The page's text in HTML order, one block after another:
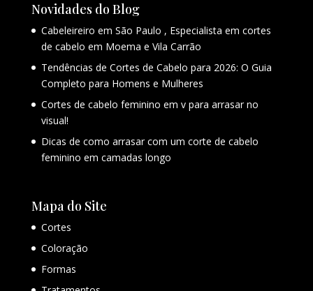
Novidades do Blog
Cabeleireiro em São Paulo , Especialista em cortes
de cabelo em Moema e Vila Carrão
Tendências de Cortes de Cabelo para 2026: O Guia
Completo para Homens e Mulheres
Cortes de cabelo feminino em v para arrasar no
visual!
Dicas de como arrasar com um corte de cabelo
feminino em camadas longo
Mapa do Site
Cortes
Coloração
Formas